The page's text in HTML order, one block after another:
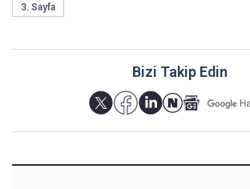
3. Sayfa
Bizi Takip Edin